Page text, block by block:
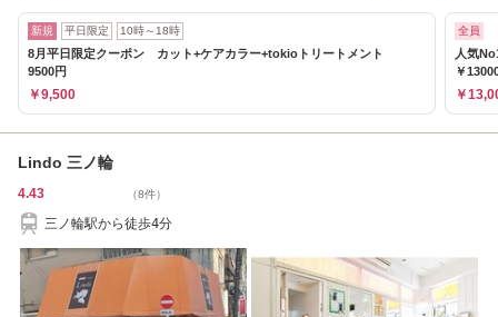
新規 平日限定 10時～18時
8月平日限定クーポン カット+ケアカラー+tokioトリートメント
9500円
￥9,500
全員
人気
￥
￥
Lindo 三ノ輪
4.43 （8件）
三ノ輪駅から徒歩4分